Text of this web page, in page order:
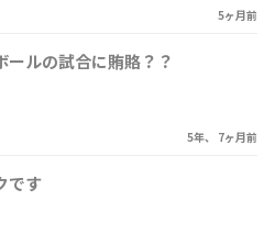
5ヶ月前
ールの試合に賄賂？？
5年、 7ヶ月前
です